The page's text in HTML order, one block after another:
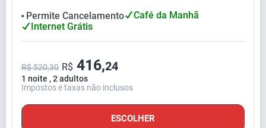
⬤ Permite Cancelamento
Café da Manhã
Internet Grátis
1 noite , 2 adultos
R$ 520,30 R$ 416,24
Impostos e taxas não inclusos
ESCOLHER